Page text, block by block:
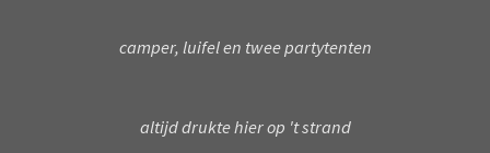
camper, luifel en twee partytenten
altijd drukte hier op 't strand